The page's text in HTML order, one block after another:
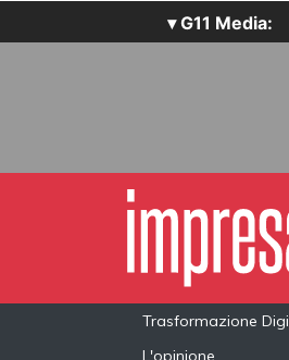
▾ G11 Media:
Trasformazione
L'opinione